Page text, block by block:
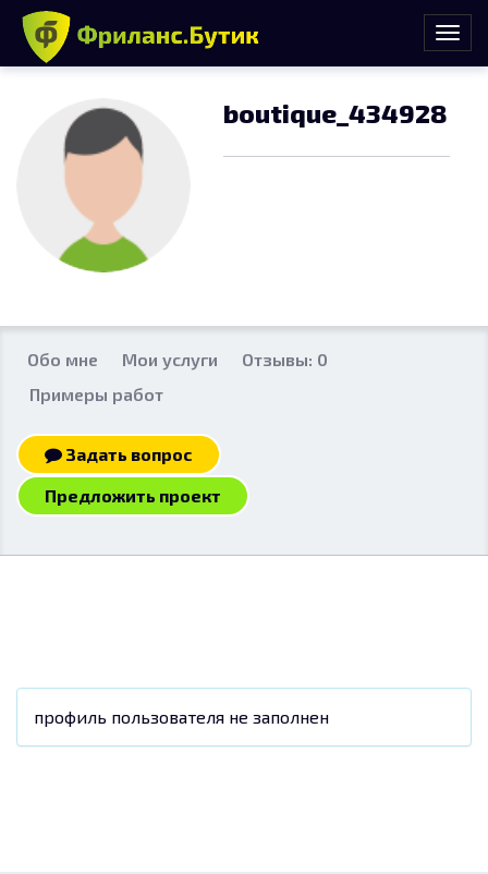
boutique_434928
Обо мне Мои услуги
Отзывы: 0
Примеры работ
Задать вопрос
Предложить проект
профиль пользователя не заполнен